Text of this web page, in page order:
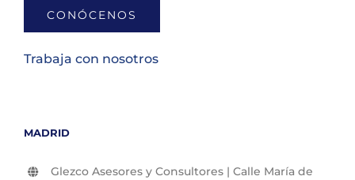
CONÓCENOS
Trabaja con nosotros
MADRID
Glezco Asesores y Consultores | Calle María de